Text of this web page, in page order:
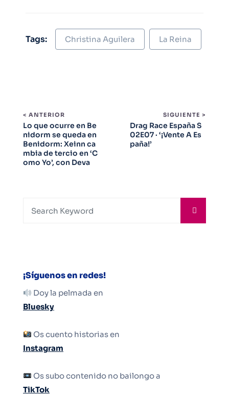
Tags: Christina Aguilera La Reina
< ANTERIOR
Lo que ocurre en Be
nidorm se queda en
Benidorm: Xeinn ca
mbia de tercio en ‘C
omo Yo’, con Deva
SIGUIENTE >
Drag Race España S
02E07 · ‘¡Vente A Es
paña!’
¡Síguenos en redes!
Doy la pelmada en
Bluesky
Os cuento historias en
Instagram
Os subo contenido no bailongo a
TikTok